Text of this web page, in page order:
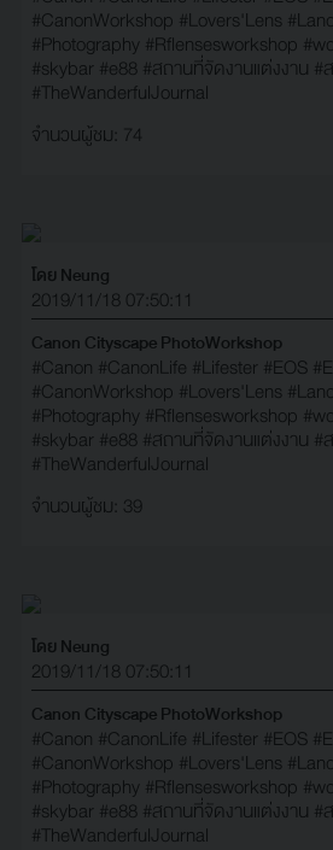
#CanonWorkshop #Lovers'Lens
#Photography #Rflensesworkshop
#skybar #e88 #สถานที่จัดงานแต่งงาน #
#TheWanderfulJournal
จำนวนผู้ชม: 74
โดย Neung
2019/11/18 07:50:11
Canon Cityscape PhotoWorkshop
#Canon #CanonLife #Lifester #EOS
#CanonWorkshop #Lovers'Lens
#Photography #Rflensesworkshop
#skybar #e88 #สถานที่จัดงานแต่งงาน #
#TheWanderfulJournal
จำนวนผู้ชม: 39
โดย Neung
2019/11/18 07:50:11
Canon Cityscape PhotoWorkshop
#Canon #CanonLife #Lifester #EOS
#CanonWorkshop #Lovers'Lens
#Photography #Rflensesworkshop
#skybar #e88 #สถานที่จัดงานแต่งงาน #
#TheWanderfulJournal